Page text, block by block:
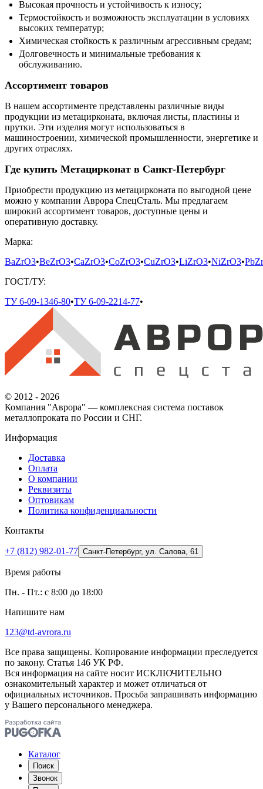
Высокая прочность и устойчивость к износу;
Термостойкость и возможность эксплуатации в условиях
высоких температур;
Химическая стойкость к различным агрессивным средам;
Долговечность и минимальные требования к
обслуживанию.
Ассортимент товаров
В нашем ассортименте представлены различные виды
продукции из метацирконата, включая листы, пластины и
прутки. Эти изделия могут использоваться в
машиностроении, химической промышленности, энергетике и
других отраслях.
Где купить Метацирконат в Санкт-Петербург
Приобрести продукцию из метацирконата по выгодной цене
можно у компании Аврора СпецСталь. Мы предлагаем
широкий ассортимент товаров, доступные цены и
оперативную доставку.
Марка:
BaZrO3•BeZrO3•CaZrO3•CoZrO3•CuZrO3•LiZrO3•NiZrO3•
ГОСТ/ТУ:
ТУ 6-09-1346-80•ТУ 6-09-2214-77•
© 2012 - 2026
Компания "Аврора" — комплексная система поставок
металлопроката по России и СНГ.
Информация
Доставка
Оплата
О компании
Реквизиты
Оптовикам
Политика конфиденциальности
Контакты
+7 (812) 982-01-77 Санкт-Петербург, ул. Салова, 61
Время работы
Пн. - Пт.: с 8:00 до 18:00
Напишите нам
123@td-avrora.ru
Все права защищены. Копирование информации преследуется
по закону. Статья 146 УК РФ.
Вся информация на сайте носит ИСКЛЮЧИТЕЛЬНО
ознакомительный характер и может отличаться от
официальных источников. Просьба запрашивать информацию
у Вашего персонального менеджера.
Каталог
Поиск
Звонок